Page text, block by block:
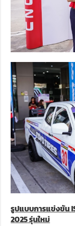
รูปแบบการแข่งขัน
2025รุ่นใหม่